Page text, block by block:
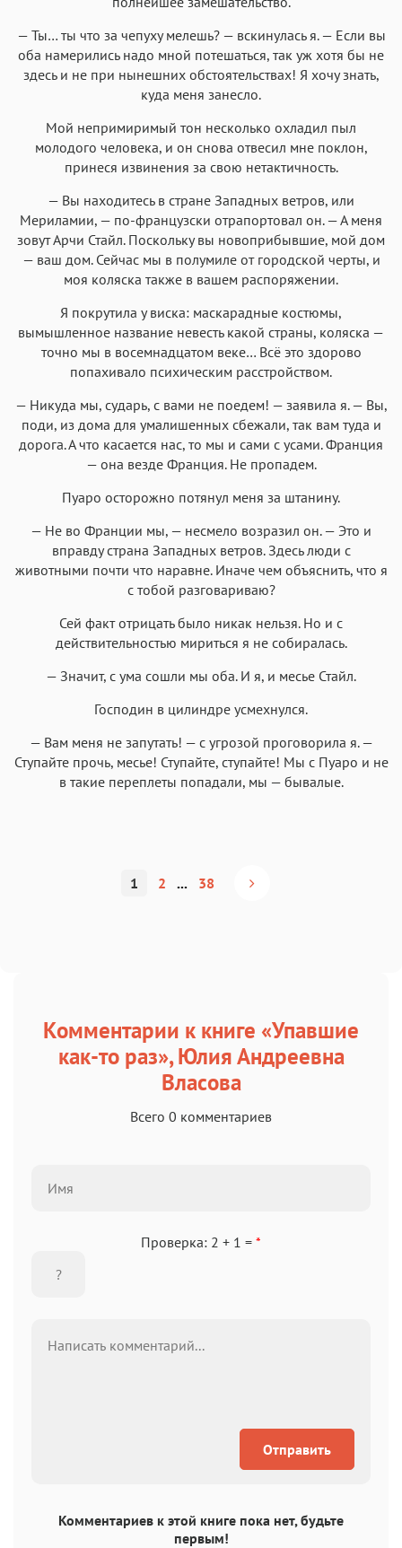
— Ты… ты что за чепуху мелешь? — вскинулась я. — Если вы
оба намерились надо мной потешаться, так уж хотя бы не
здесь и не при нынешних обстоятельствах! Я хочу знать,
куда меня занесло.
Мой непримиримый тон несколько охладил пыл
молодого человека, и он снова отвесил мне поклон,
принеся извинения за свою нетактичность.
— Вы находитесь в стране Западных ветров, или
Мериламии, — по-французски отрапортовал он. — А меня
зовут Арчи Стайл. Поскольку вы новоприбывшие, мой дом
— ваш дом. Сейчас мы в полумиле от городской черты, и
моя коляска также в вашем распоряжении.
Я покрутила у виска: маскарадные костюмы,
вымышленное название невесть какой страны, коляска —
точно мы в восемнадцатом веке… Всё это здорово
попахивало психическим расстройством.
— Никуда мы, сударь, с вами не поедем! — заявила я. — Вы,
поди, из дома для умалишенных сбежали, так вам туда и
дорога. А что касается нас, то мы и сами с усами. Франция
— она везде Франция. Не пропадем.
Пуаро осторожно потянул меня за штанину.
— Не во Франции мы, — несмело возразил он. — Это и
вправду страна Западных ветров. Здесь люди с
животными почти что наравне. Иначе чем объяснить, что я
с тобой разговариваю?
Сей факт отрицать было никак нельзя. Но и с
действительностью мириться я не собиралась.
— Значит, с ума сошли мы оба. И я, и месье Стайл.
Господин в цилиндре усмехнулся.
— Вам меня не запутать! — с угрозой проговорила я. —
Ступайте прочь, месье! Ступайте, ступайте! Мы с Пуаро и не
в такие переплеты попадали, мы — бывалые.
1 2 ... 38
Комментарии к книге «Упавшие
как-то раз», Юлия Андреевна
Власова
Всего 0 комментариев
Проверка: 2 + 1 = *
Отправить
Комментариев к этой книге пока нет, будьте
первым!